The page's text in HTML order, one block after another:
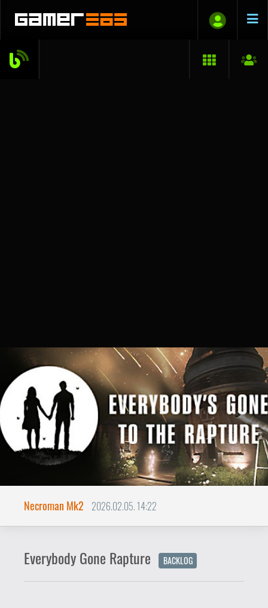
Necroman Mk2 2026.02.05. 14:22
Everybody Gone Rapture BACKLOG
Itt dr. Katherine Collins beszél.
Nem tudom, hogy ezt hallja-e
majd valaki. Mindennek vége,
Az Everybody's Gone to the Rapture egy
2015-ben PS4-re megjelent videójáték,
amit 2016-ban egy PC port követett.